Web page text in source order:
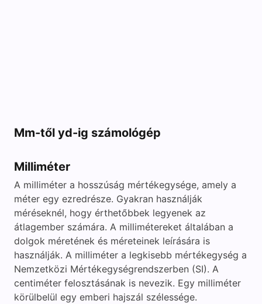
Mm-től yd-ig számológép
Milliméter
A milliméter a hosszúság mértékegysége, amely a
méter egy ezredrésze. Gyakran használják
méréseknél, hogy érthetőbbek legyenek az
átlagember számára. A millimétereket általában a
dolgok méretének és méreteinek leírására is
használják. A milliméter a legkisebb mértékegység a
Nemzetközi Mértékegységrendszerben (SI). A
centiméter felosztásának is nevezik. Egy milliméter
körülbelül egy emberi hajszál szélessége.